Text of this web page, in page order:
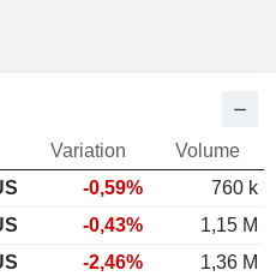
Variation
Volume
-0,59%
760 k
-0,43%
1,15 M
-2,46%
1,36 M